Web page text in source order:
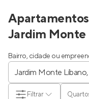
Jardim Monte
Bairro, cidade ou
Filtrar